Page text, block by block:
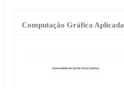
Computação Gráfica Aplicada